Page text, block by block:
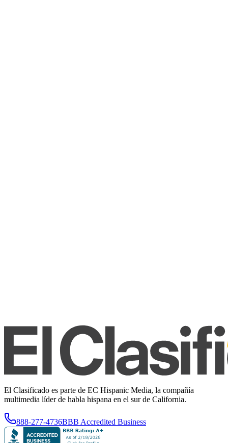
El Clasificado es parte de EC Hispanic Media, la compañía
multimedia líder de habla hispana en el sur de California.
888-277-4736BBB Accredited Business